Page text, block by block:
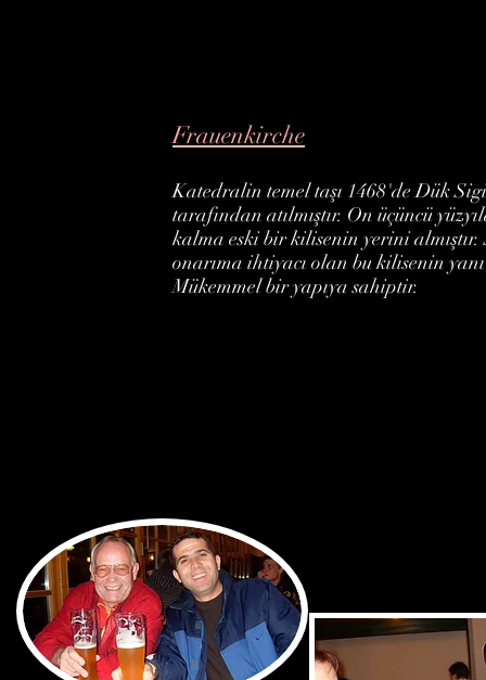
Frauenkirche
Katedralin temel taşı 1468'de Dük
tarafından atılmıştır. On üçüncü
kalma eski bir kilisenin yerini almıştır.
onarıma ihtiyacı olan bu kilisenin yanı
Mükemmel bir yapıya sahiptir.